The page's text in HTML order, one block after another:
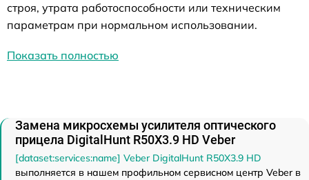
строя, утрата работоспособности или техническим
параметрам при нормальном использовании.
Показать полностью
Замена микросхемы усилителя оптического
прицела DigitalHunt R50X3.9 HD Veber
[dataset:services:name] Veber DigitalHunt R50X3.9 HD
выполняется в нашем профильном сервисном центр Veber в